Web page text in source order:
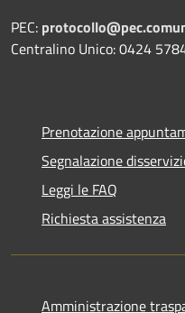
PEC:
Centralino Unico: 0424
Prenotazione
Segnalazione
Leggi le FAQ
Richiesta assistenza
Amministrazione